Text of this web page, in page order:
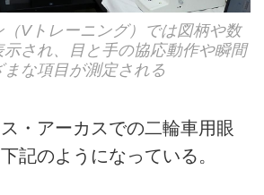
（Vトレーニング）では図柄や数
され、目と手の協応動作や瞬間
な項目が測定される
・アーカスでの二輪車用眼
記のようになっている。